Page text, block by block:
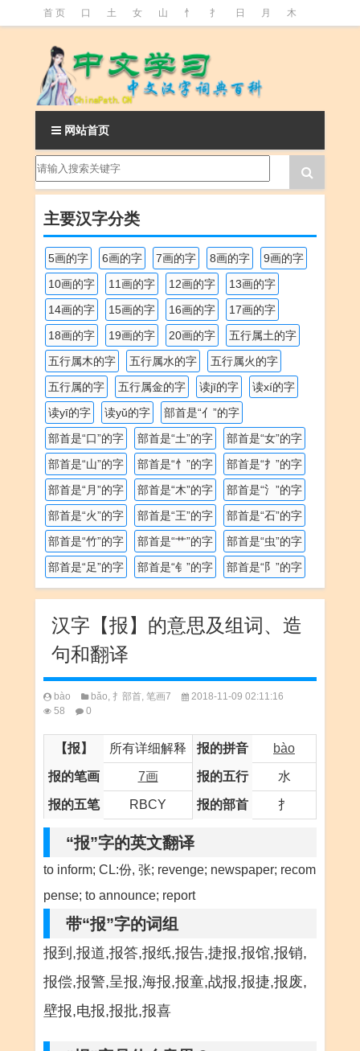
首 页 口 土 女 山 忄 扌 日 月 木
釒 阝 魚
网站首页
主要汉字分类
5画的字 6画的字 7画的字 8画的字
9画的字
10画的字
11画的字 12画的字
13画的字
14画的字
15画的字 16画的字
17画的字
18画的字
19画的字 20画的字
五行属土的字
五行属木的字
五行属水的字
五行属火的字
五行属的字
五行属金的字 读jī的字
读xí的字
读yī的字
读yǔ的字
部首是“亻”的字
部首是“口”的字
部首是“土”的字
部首是“女”的字
部首是“山”的字
部首是“忄”的字
部首是“扌”的字
部首是“月”的字
部首是“木”的字
部首是“氵”的字
部首是“火”的字
部首是“王”的字
部首是“石”的字
部首是“竹”的字
部首是“艹”的字
部首是“虫”的字
部首是“足”的字
部首是“钅”的字 部首是“阝”的字
汉字【报】的意思及组词、造
句和翻译
bào bǎo, 扌部首, 笔画7
2018-11-09 02:11:16
58
0
【报】 所有详细解释 报的拼音 bào
报的笔画 7画 报的五行 水
报的五笔 RBCY 报的部首 扌
“报”字的英文翻译
to inform; CL:份, 张; revenge; newspaper; recom
pense; to announce; report
带“报”字的词组
报到,报道,报答,报纸,报告,捷报,报馆,报销,
报偿,报警,呈报,海报,报童,战报,报捷,报废,
壁报,电报,报批,报喜